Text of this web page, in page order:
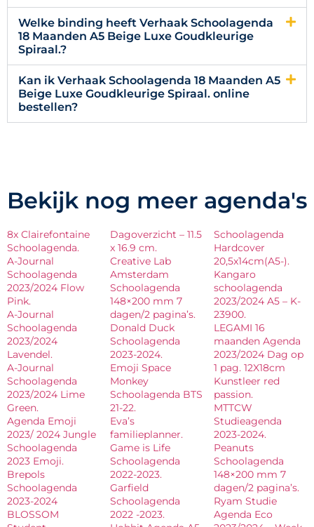
Welke binding heeft Verhaak Schoolagenda
18 Maanden A5 Beige Luxe Goudkleurige
Spiraal.?
Kan ik Verhaak Schoolagenda 18 Maanden A5
Beige Luxe Goudkleurige Spiraal. online
bestellen?
Bekijk nog meer agenda's
8x Clairefontaine
Schoolagenda.
A-Journal
Schoolagenda
2023/2024 Flow
Pink.
A-Journal
Schoolagenda
2023/2024
Lavendel.
A-Journal
Schoolagenda
2023/2024 Lime
Green.
Agenda Emoji
2023/ 2024 Jungle
Schoolagenda
2023 Emoji.
Brepols
Schoolagenda
2023-2024
BLOSSOM
Dagoverzicht – 11.5
x 16.9 cm.
Creative Lab
Amsterdam
Schoolagenda
148×200 mm 7
dagen/2 pagina’s.
Donald Duck
Schoolagenda
2023-2024.
Emoji Space
Monkey
Schoolagenda BTS
21-22.
Eva’s
familieplanner.
Game is Life
Schoolagenda
2022-2023.
Garfield
Schoolagenda
2022 -2023.
Schoolagenda
Hardcover
20,5x14cm(A5-).
Kangaro
schoolagenda
2023/2024 A5 – K-
23900.
LEGAMI 16
maanden Agenda
2023/2024 Dag op
1 pag. 12X18cm
Kunstleer red
passion.
MTTCW
Studieagenda
2023-2024.
Peanuts
Schoolagenda
148×200 mm 7
dagen/2 pagina’s.
Ryam Studie
Agenda Eco